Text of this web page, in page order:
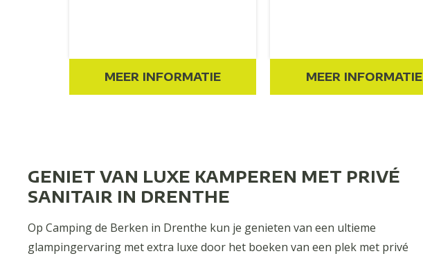
MEER INFORMATIE MEER INFORMATIE
GENIET VAN LUXE KAMPEREN MET PRIVÉ
SANITAIR IN DRENTHE
Op Camping de Berken in Drenthe kun je genieten van een ultieme
glampingervaring met extra luxe door het boeken van een plek met privé